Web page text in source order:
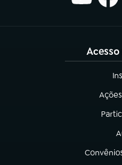
(abre
(abre
(abre em